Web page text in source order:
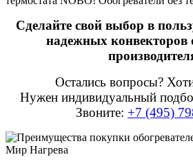
Сделайте свой выбор в
надежных конвекторов
Остались вопросы?
Нужен индивидуальный
Звоните: +7 (495)